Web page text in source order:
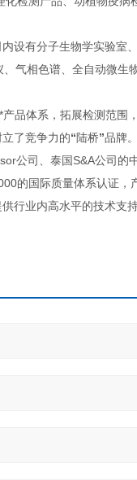
设有分子生物学实验室
气相色谱、全自动微生
品体系，拓展检测范
了竞争力的“陆桥”品牌
公司、泰国S&A公司的
的国际质量体系认证，
业内高水平的技术支